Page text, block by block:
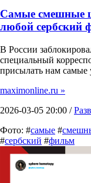
Самые смешные
любой сербский
В России
специальный
присылать нам самые
maximonline.ru »
2026-03-05 20:00 /
Фото: #самые #
#сербский #фильм